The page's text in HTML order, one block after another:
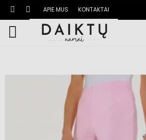
APIE MUS KONTAKTAI